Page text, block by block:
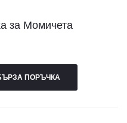
за Момичета
ПОРЪЧКА